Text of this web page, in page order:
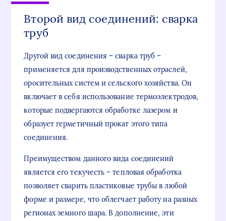
Второй вид соединений: сварка
труб
Другой вид соединения – сварка труб –
применяется для производственных отраслей,
оросительных систем и сельского хозяйства. Он
включает в себя использование термоэлектродов,
которые подвергаются обработке лазером и
образует герметичный прокат этого типа
соединения.
Преимуществом данного вида соединений
является его текучесть – тепловая обработка
позволяет сварить пластиковые трубы в любой
форме и размере, что облегчает работу на разных
регионах земного шара. В дополнение, эти